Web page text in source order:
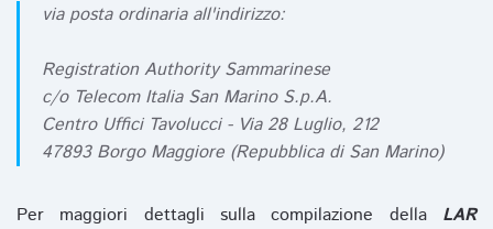
via posta ordinaria all'indirizzo:
Registration Authority Sammarinese
c/o Telecom Italia San Marino S.p.A.
Centro Uffici Tavolucci - Via 28 Luglio, 212
47893 Borgo Maggiore (Repubblica di San Marino)
Per maggiori dettagli sulla compilazione della LAR